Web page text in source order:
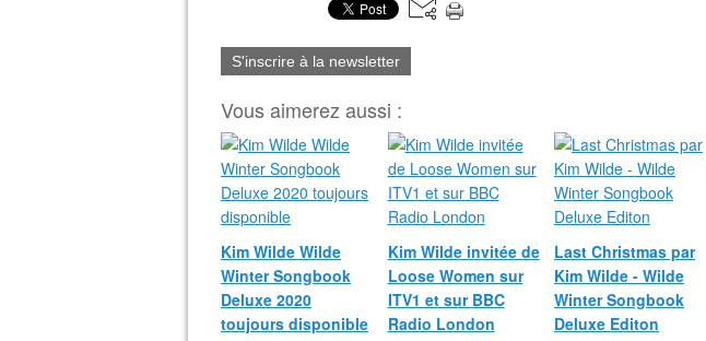
S'inscrire à la newsletter
Vous aimerez aussi :
Kim Wilde Wilde
Winter Songbook
Deluxe 2020
toujours disponible
Kim Wilde invitée de
Loose Women sur
ITV1 et sur BBC
Radio London
Last Christmas par
Kim Wilde - Wilde
Winter Songbook
Deluxe Editon